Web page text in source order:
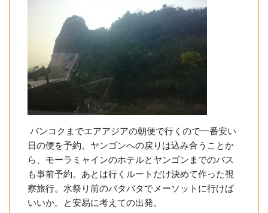
バンコクまでエアアジアの朝便で行くので一番安い
日の便を予約。ヤンゴンへの戻りは込み合うことか
ら、モーラミャインのホテルとヤンゴンまでのバス
も事前予約。あとは行くルートだけ決めて作った視
察旅行。水祭り前のバタバタでメーソットに行けば
いいか。と安易に考えての出発。